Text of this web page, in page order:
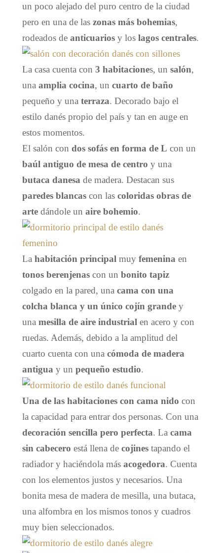
un poco alejado del puro centro de la ciudad
pero en una de las zonas más bohemias,
rodeados deanticuarios y los lagos centrales.
La casa cuenta con 3 habitaciones, un salón,
una amplia cocina, un cuarto de baño
pequeño y una terraza. Decorado bajo el
estilo danés propio del país y tan en auge en
estos momentos.
El salón con dos sofás en forma de L con un
baúl antiguo de mesa de centro y una
butaca danesa de madera. Destacan sus
paredes blancas con las coloridas obras de
artedándole un aire bohemio.
La habitación principal muy femenina en
tonos berenjenas con un bonito tapiz
colgado en la pared, una cama con una
colcha blanca y un único cojín grande y
una mesilla de aire industrial en acero y con
ruedas. Además, debido a la amplitud del
cuarto cuenta con una cómoda de madera
antigua y un pequeño estudio.
Una de las habitaciones con cama nido con
la capacidad para entrar dos personas. Con una
decoración sencilla pero perfecta. La cama
sin cabecero está llena de cojinestapando el
radiador y haciéndola más acogedora. Cuenta
con los elementos justos y necesarios. Una
bonita mesa de madera de mesilla, una butaca,
una alfombra en los mismos tonos y cuadros
muy bien seleccionados.